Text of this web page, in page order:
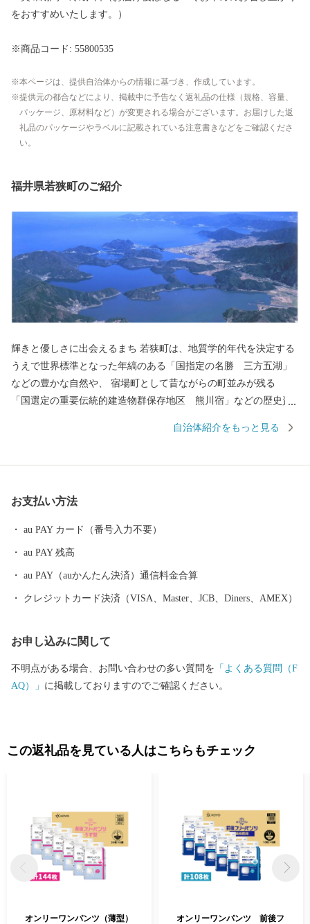
をおすすめいたします。）
※商品コード: 55800535
本ページは、提供自治体からの情報に基づき、作成しています。
提供元の都合などにより、掲載中に予告なく返礼品の仕様（規格、容量、
パッケージ、原材料など）が変更される場合がございます。お届けした返
礼品のパッケージやラベルに記載されている注意書きなどをご確認くださ
い。
福井県若狭町のご紹介
輝きと優しさに出会えるまち 若狭町は、地質学的年代を決定する
うえで世界標準となった年縞のある「国指定の名勝 三方五湖」
などの豊かな自然や、 宿場町として昔ながらの町並みが残る
「国選定の重要伝統的建造物群保存地区 熊川宿」などの歴史資
然・歴史の保全と活用に取り組むために、若狭町に想いを寄せて
自治体紹介をもっと見る
お支払い方法
au PAY カード（番号入力不要）
au PAY 残高
au PAY（auかんたん決済）通信料金合算
クレジットカード決済（VISA、Master、JCB、Diners、AMEX）
お申し込みに関して
不明点がある場合、お問い合わせの多い質問を 「よくある質問（F
AQ）」 に掲載しておりますのでご確認ください。
この返礼品を見ている人はこちらもチェック
オンリーワンパンツ（薄型）
オンリーワンパンツ 前後フ